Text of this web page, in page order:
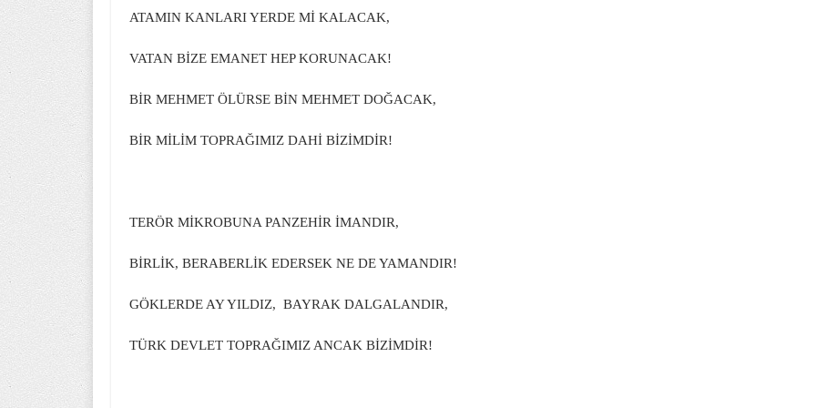
ATAMIN KANLARI YERDE Mİ KALACAK,
VATAN BİZE EMANET HEP KORUNACAK!
BİR MEHMET ÖLÜRSE BİN MEHMET DOĞACAK,
BİR MİLİM TOPRAĞIMIZ DAHİ BİZİMDİR!
TERÖR MİKROBUNA PANZEHİR İMANDIR,
BİRLİK, BERABERLİK EDERSEK NE DE YAMANDIR!
GÖKLERDE AY YILDIZ, BAYRAK DALGALANDIR,
TÜRK DEVLET TOPRAĞIMIZ ANCAK BİZİMDİR!